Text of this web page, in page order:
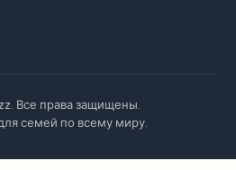
Все права защищены.
семей по всему миру.